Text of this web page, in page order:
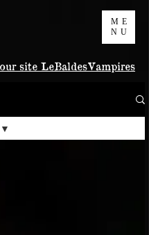
ME
NU
site LeBaldesVampires